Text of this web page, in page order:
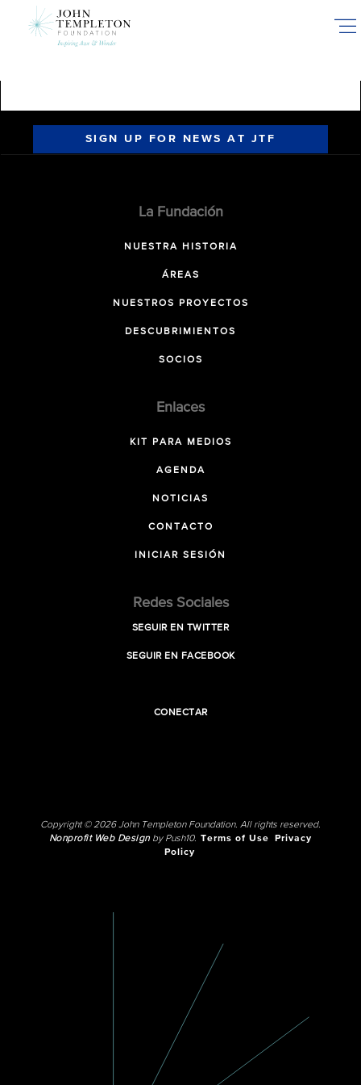
SIGN UP FOR NEWS AT JTF
La Fundación
NUESTRA HISTORIA
ÁREAS
NUESTROS PROYECTOS
DESCUBRIMIENTOS
SOCIOS
Enlaces
KIT PARA MEDIOS
AGENDA
NOTICIAS
CONTACTO
INICIAR SESIÓN
Redes Sociales
SEGUIR EN TWITTER
SEGUIR EN FACEBOOK
CONECTAR
Copyright © 2026 John Templeton Foundation. All rights reserved.
Nonprofit Web Designby Push10. Terms of Use
Privacy
Policy